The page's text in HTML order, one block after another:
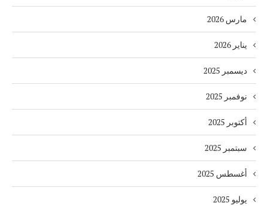
مارس 2026
يناير 2026
ديسمبر 2025
نوفمبر 2025
أكتوبر 2025
سبتمبر 2025
أغسطس 2025
يوليو 2025